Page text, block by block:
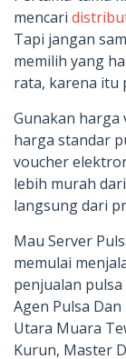
mencari
Tapi jangan
memilih yang
rata, karena itu
Gunakan harga
harga standar
voucher
lebih murah
langsung dari
Mau Server
memulai
penjualan
Agen Pulsa
Utara Muara
Kurun, Master